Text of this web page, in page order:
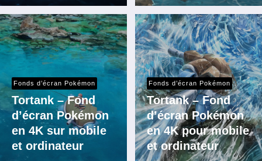
Fonds d’écran Pokémon
Tortank – Fond
d’écran Pokémon
en 4K sur mobile
et ordinateur
Fonds d’écran Pokémon
Tortank – Fond
d’écran Pokémon
en 4K pour mobile
et ordinateur